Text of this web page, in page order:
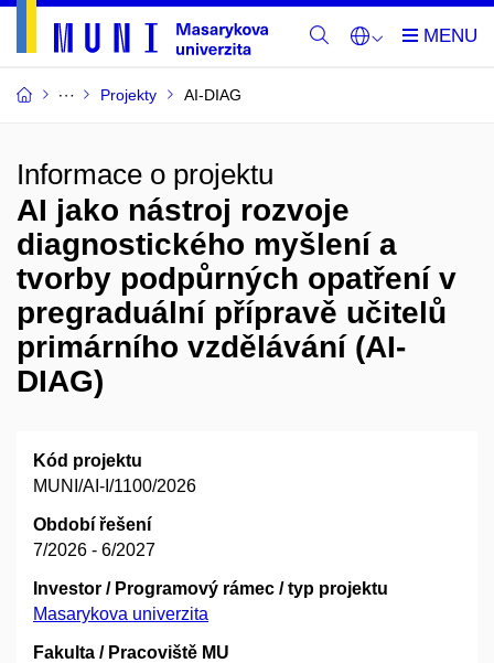
Projekty AI-DIAG
Informace o projektu
AI jako nástroj rozvoje
diagnostického myšlení a
tvorby podpůrných opatření v
pregraduální přípravě učitelů
primárního vzdělávání (AI-
DIAG)
Kód projektu
MUNI/AI-I/1100/2026
Období řešení
7/2026 - 6/2027
Investor / Programový rámec / typ projektu
Masarykova univerzita
Fakulta / Pracoviště MU